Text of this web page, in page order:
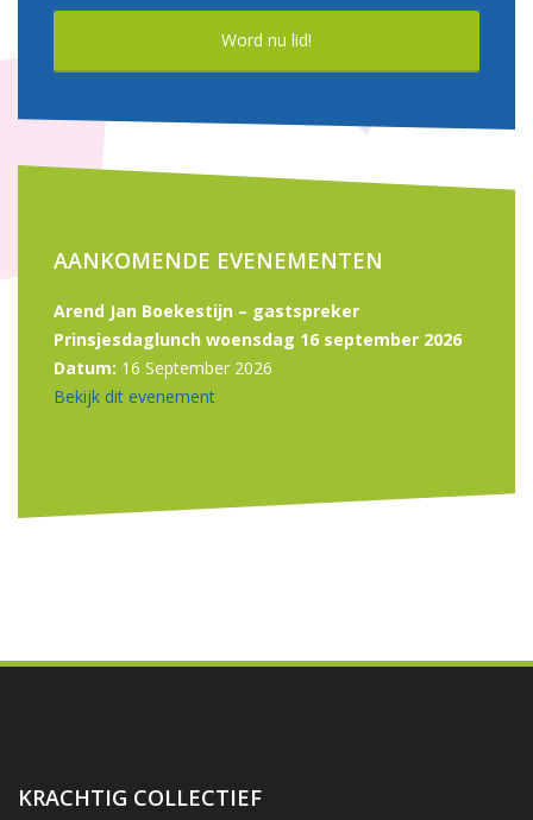
Word nu lid!
AANKOMENDE EVENEMENTEN
Arend Jan Boekestijn – gastspreker
Prinsjesdaglunch woensdag 16 september 2026
Datum: 16 September 2026
Bekijk dit evenement
KRACHTIG COLLECTIEF